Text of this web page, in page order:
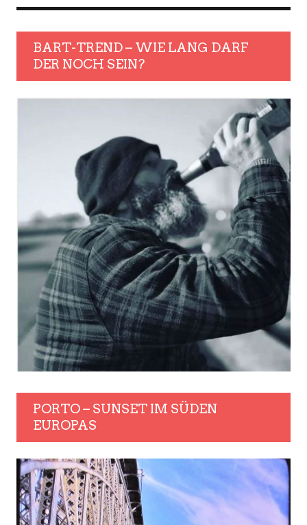
BART-TREND – WIE LANG DARF
DER NOCH SEIN?
PORTO – SUNSET IM SÜDEN
EUROPAS